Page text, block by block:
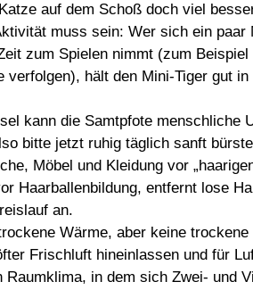
auf dem Schoß doch viel
muss sein: Wer sich ein paar
zum Spielen nimmt (zum
verfolgen), hält den Mini-Tiger gut
kann die Samtpfote menschliche
bitte jetzt ruhig täglich sanft
Möbel und Kleidung vor
Haarballenbildung, entfernt lose
an.
Wärme, aber keine
Frischluft hineinlassen und für
Raumklima, in dem sich Zwei- und